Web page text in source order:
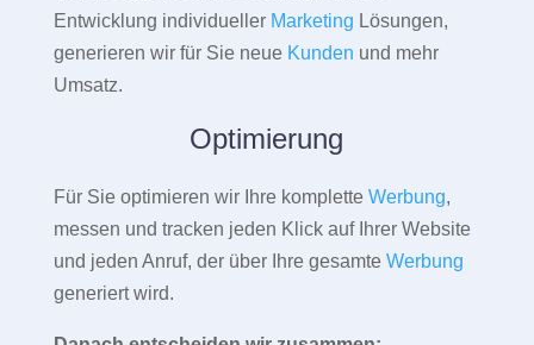
Entwicklung individueller Marketing Lösungen,
generieren wir für Sie neue Kunden und mehr
Umsatz.
Optimierung
Für Sie optimieren wir Ihre komplette Werbung,
messen und tracken jeden Klick auf Ihrer Website
und jeden Anruf, der über Ihre gesamte Werbung
generiert wird.